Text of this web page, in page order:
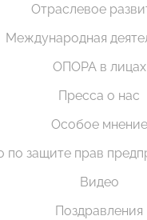
Отраслевое
Международная
ОПОРА в лицах
Пресса о нас
Особое мнение
по защите прав
Видео
Поздравления